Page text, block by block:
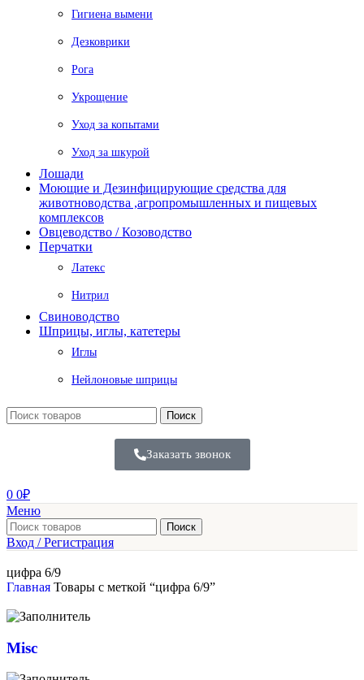
Гигиена вымени
Дезковрики
Рога
Укрощение
Уход за копытами
Уход за шкурой
Лошади
Моющие и Дезинфицирующие средства для
животноводства ,агропромышленных и пищевых
комплексов
Овцеводство / Козоводство
Перчатки
Латекс
Нитрил
Свиноводство
Шприцы, иглы, катетеры
Иглы
Нейлоновые шприцы
Поиск
Заказать звонок
0 0₽
Меню
Поиск
Вход / Регистрация
цифра 6/9
Главная Товары с меткой “цифра 6/9”
Misc